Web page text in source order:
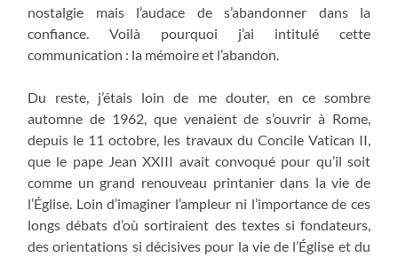
nostalgie mais l’audace de s’abandonner dans la
confiance. Voilà pourquoi j’ai intitulé cette
communication : la mémoire et l’abandon.
Du reste, j’étais loin de me douter, en ce sombre
automne de 1962, que venaient de s’ouvrir à Rome,
depuis le 11 octobre, les travaux du Concile Vatican II,
que le pape Jean XXIII avait convoqué pour qu’il soit
comme un grand renouveau printanier dans la vie de
l’Église. Loin d’imaginer l’ampleur ni l’importance de ces
longs débats d’où sortiraient des textes si fondateurs,
des orientations si décisives pour la vie de l’Église et du